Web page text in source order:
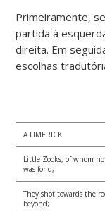
Primeiramente,
partida à
direita. Em
escolhas
A LIMERICK
Little Zooks, of whom
was fond,
They shot towards the
beyond;